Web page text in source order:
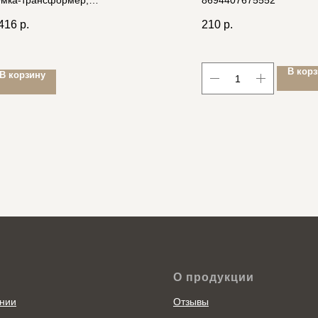
р.
В корзину
210 р.
В
О продукции
Отзывы